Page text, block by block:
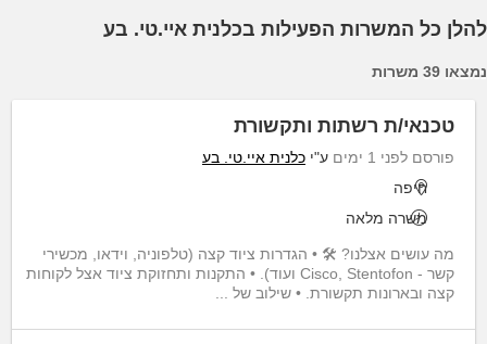
להלן כל המשרות הפעילות בכלנית איי.טי. בע
נמצאו 39 משרות
טכנאי/ת רשתות ותקשורת
פורסם לפני 1 ימים ע"י כלנית איי.טי. בע
חיפה
משרה מלאה
מה עושים אצלנו? 🛠️ • הגדרות ציוד קצה (טלפוניה, וידאו, מכשירי
קשר - Cisco, Stentofon ועוד). • התקנות ותחזוקת ציוד אצל לקוחות
קצה ובארונות תקשורת. • שילוב של ...